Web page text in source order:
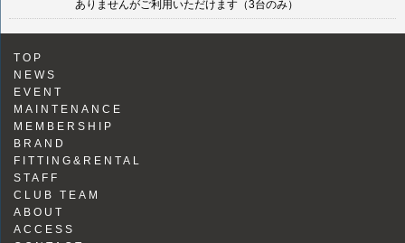
ありませんがご利用いただけます（3台のみ）
TOP
NEWS
EVENT
MAINTENANCE
MEMBERSHIP
BRAND
FITTING&RENTAL
STAFF
CLUB TEAM
ABOUT
ACCESS